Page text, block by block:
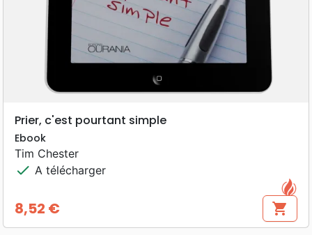
Prier, c'est pourtant simple
Ebook
Tim Chester
check A télécharger
Prix
8,52 € shopping_cart